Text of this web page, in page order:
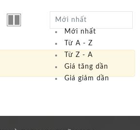
Mới nhất
Mới nhất
Từ A - Z
Từ Z - A
Giá tăng dần
Giá giảm dần